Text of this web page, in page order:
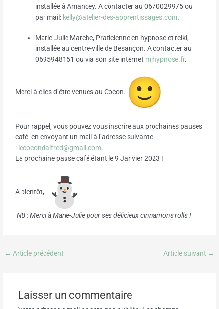
installée à Amancey. A contacter au 0670029975 ou
par mail: kelly@atelier-des-apprentissages.com.
Marie-Julie Marche, Praticienne en hypnose et reiki,
installée au centre-ville de Besançon. A contacter au
0695948151 ou via son site internet mjhypnose.fr.
Merci à elles d’être venues au Cocon.
Pour rappel, vous pouvez vous inscrire aux prochaines pauses
café en envoyant un mail à l’adresse suivante
: lecocondalfred@gmail.com.
La prochaine pause café étant le 9 Janvier 2023 !
A bientôt,
NB : Merci à Marie-Julie pour ses délicieux cinnamons rolls !
← Article précédent Article suivant →
Laisser un commentaire